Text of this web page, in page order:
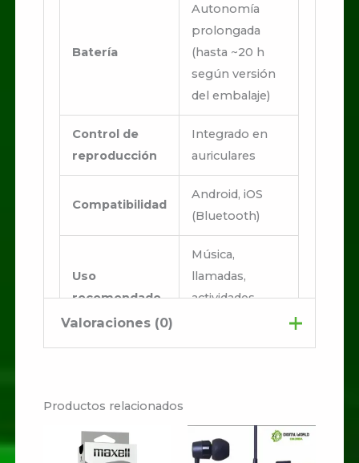
Batería
Autonomía
prolongada
(hasta ~20 h
según versión
del embalaje)
Control de
reproducción
Integrado en
auriculares
Compatibilidad
Android, iOS
(Bluetooth)
Uso
recomendado
Música,
llamadas,
actividades
Valoraciones (0)
Sé el primero en valorar
“AUDIFONOS S7”
Productos relacionados